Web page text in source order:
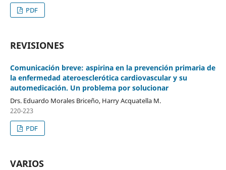
PDF
REVISIONES
Comunicación breve: aspirina en la prevención primaria de
la enfermedad ateroesclerótica cardiovascular y su
automedicación. Un problema por solucionar
Drs. Eduardo Morales Briceño, Harry Acquatella M.
220-223
PDF
VARIOS